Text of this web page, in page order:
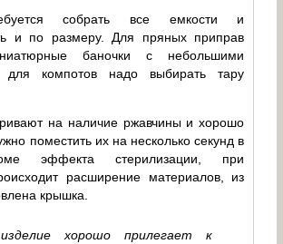
собрать все емкости и
и по размеру. Для пряных приправ
баночки с небольшими
компотов надо выбирать тару
на наличие ржавчины и хорошо
поместить их на несколько секунд в
эффекта стерилизации, при
расширение материалов, из
крышка.
хорошо прилегает к